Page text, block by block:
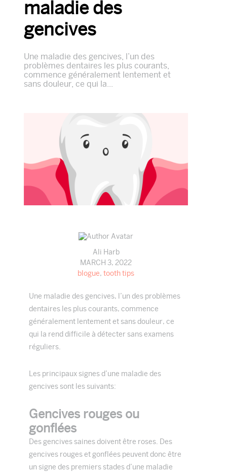
maladie des
gencives
Une maladie des gencives, l’un des
problèmes dentaires les plus courants,
commence généralement lentement et
sans douleur, ce qui la...
Ali Harb
MARCH 3, 2022
blogue, tooth tips
Une maladie des gencives, l’un des problèmes
dentaires les plus courants, commence
généralement lentement et sans douleur, ce
qui la rend difficile à détecter sans examens
réguliers.
Les principaux signes d’une maladie des
gencives sont les suivants:
Gencives rouges ou
gonflées
Des gencives saines doivent être roses. Des
gencives rouges et gonflées peuvent donc être
un signe des premiers stades d’une maladie